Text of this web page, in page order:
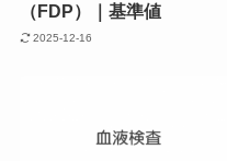
（FDP）｜基準値
2025-12-16